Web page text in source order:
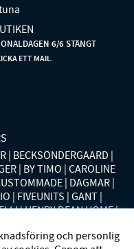
6/6 STÄNGT
ETT MAIL.
BECKSÖNDERGAARD
BY TIMO CAROLINE
DAGMAR
FIVEUNITS GANT
HENRY DEAN HOME
MOS MOSH
och personlig